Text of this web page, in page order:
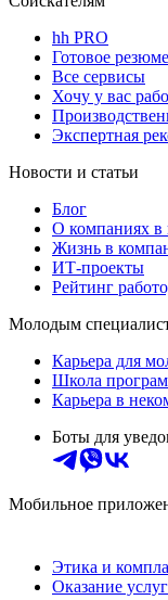
hh PRO
Готовое резюме
Все сервисы
Хочу у вас
Экспертная
Новости и статьи
Блог
О компаниях в
Жизнь в
ИТ-проекты
Рейтинг
Молодым
Карьера для
Школа
Карьера в
Боты для
Мобильное
Этика и
Оказание услуг